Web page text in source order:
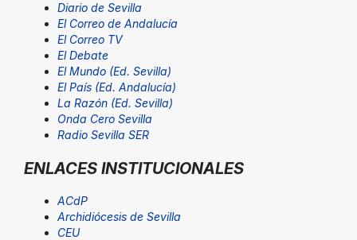
Diario de Sevilla
El Correo de Andalucía
El Correo TV
El Debate
El Mundo (Ed. Sevilla)
El País (Ed. Andalucía)
La Razón (Ed. Sevilla)
Onda Cero Sevilla
Radio Sevilla SER
ENLACES INSTITUCIONALES
ACdP
Archidiócesis de Sevilla
CEU